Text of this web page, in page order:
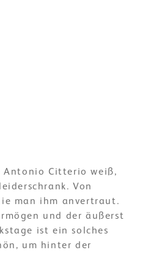
Citterio weiß,
Von
man ihm anvertraut.
und der äußerst
ist ein solches
um hinter der